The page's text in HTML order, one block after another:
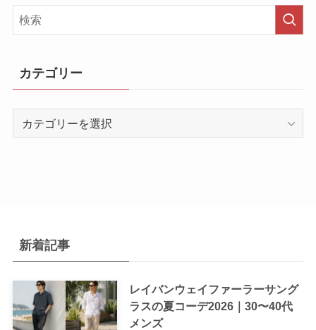
カテゴリー
新着記事
レイバンウェイファーラーサング
ラスの夏コーデ2026｜30〜40代
メンズ